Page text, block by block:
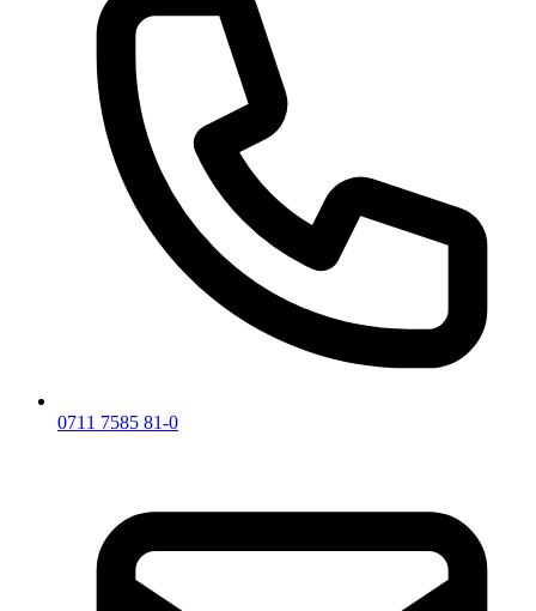
0711 7585 81-0